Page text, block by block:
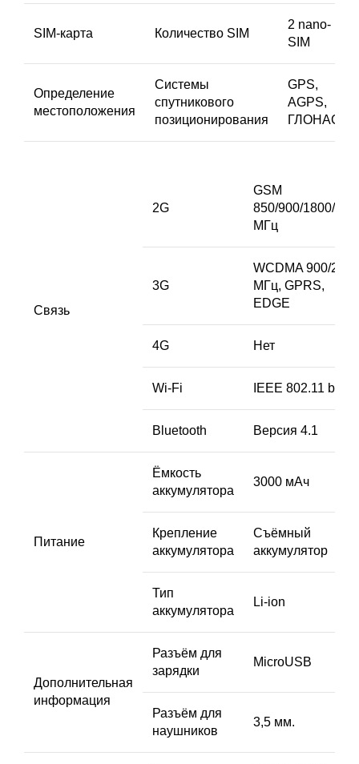
SIМ-карта Количество SIM
2 nano-
SIM
Определение
местоположения
Системы
спутникового
позиционирования
GPS,
AGPS,
ГЛОНАСС
Связь
2G
GSM
850/900/1800/
МГц
3G
WCDMA 900/2100
МГц, GPRS,
EDGE
4G Нет
Wi-Fi IEEE 802.11 b/g/n
Bluetooth Версия 4.1
Питание
Ёмкость
аккумулятора
3000 мАч
Крепление
аккумулятора
Съёмный
аккумулятор
Тип
аккумулятора
Li-ion
Дополнительная
информация
Разъём для
зарядки
MicroUSB
Разъём для
наушников
3,5 мм.